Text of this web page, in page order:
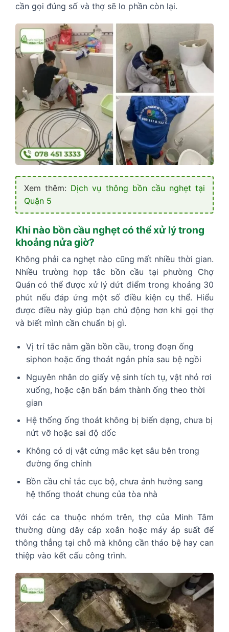
cần gọi đúng số và thợ sẽ lo phần còn lại.
Xem thêm: Dịch vụ thông bồn cầu nghẹt tại
Quận 5
Khi nào bồn cầu nghẹt có thể xử lý trong
khoảng nửa giờ?
Không phải ca nghẹt nào cũng mất nhiều thời gian.
Nhiều trường hợp tắc bồn cầu tại phường Chợ
Quán có thể được xử lý dứt điểm trong khoảng 30
phút nếu đáp ứng một số điều kiện cụ thể. Hiểu
được điều này giúp bạn chủ động hơn khi gọi thợ
và biết mình cần chuẩn bị gì.
Vị trí tắc nằm gần bồn cầu, trong đoạn ống
siphon hoặc ống thoát ngắn phía sau bệ ngồi
Nguyên nhân do giấy vệ sinh tích tụ, vật nhỏ rơi
xuống, hoặc cặn bẩn bám thành ống theo thời
gian
Hệ thống ống thoát không bị biến dạng, chưa bị
nứt vỡ hoặc sai độ dốc
Không có dị vật cứng mắc kẹt sâu bên trong
đường ống chính
Bồn cầu chỉ tắc cục bộ, chưa ảnh hưởng sang
hệ thống thoát chung của tòa nhà
Với các ca thuộc nhóm trên, thợ của Minh Tâm
thường dùng dây cáp xoắn hoặc máy áp suất để
thông thẳng tại chỗ mà không cần tháo bệ hay can
thiệp vào kết cấu công trình.